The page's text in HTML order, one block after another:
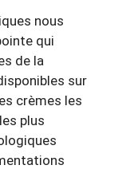
nous
qui
de la
sur
crèmes les
plus